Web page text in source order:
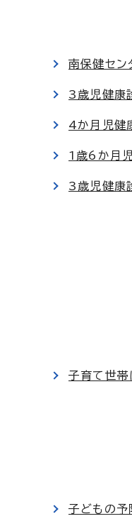
南保健セン
3歳児健康
4か月児健
1歳6か月
3歳児健康
子育て世帯
子どもの予